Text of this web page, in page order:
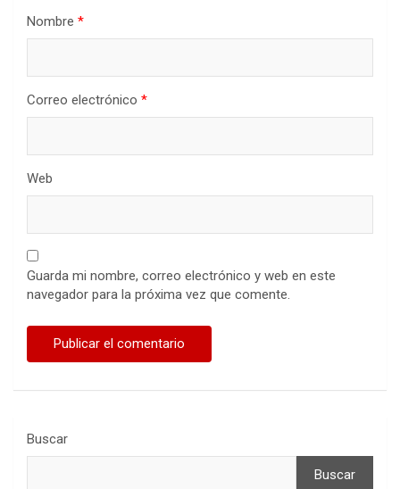
Nombre *
Correo electrónico *
Web
Guarda mi nombre, correo electrónico y web en este
navegador para la próxima vez que comente.
Buscar
Buscar